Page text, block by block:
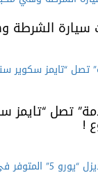
الشرطة
تصل “تايمز
!